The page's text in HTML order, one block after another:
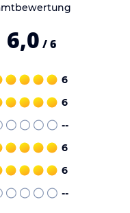
6,0 / 6
6
6
--
6
6
--